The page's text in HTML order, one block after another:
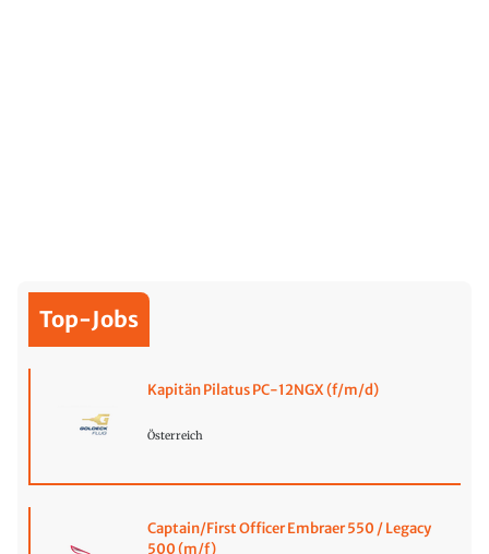
Top-Jobs
Kapitän Pilatus PC-12NGX (f/m/d)
Österreich
Captain/First Officer Embraer 550 / Legacy
500 (m/f)